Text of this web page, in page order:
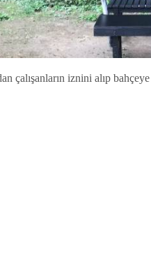
çalışanların iznini alıp